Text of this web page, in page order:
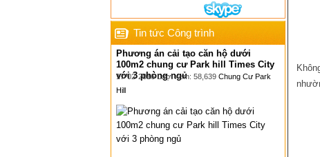
Tin tức Công trình
Phương án cải tạo căn hộ dưới
100m2 chung cư Park hill Times City
với 3 phòng ngủ
17-02-2016 Lượt xem: 58,639 Chung Cư Park
Hill